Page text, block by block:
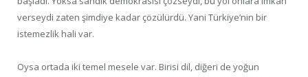
verseydi zaten şimdiye kadar çözülürdü. Yani Türkiye’nin bir
istemezlik hali var.
Oysa ortada iki temel mesele var. Birisi dil, diğeri de yoğun